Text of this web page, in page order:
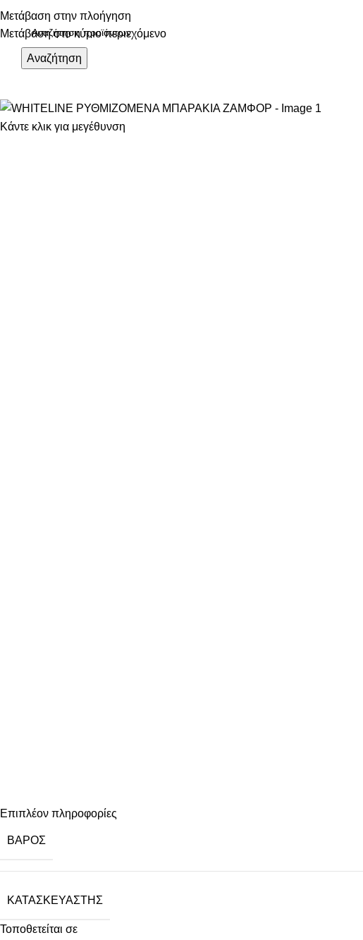
Μετάβαση στην πλοήγηση
Μετάβαση στο κύριο περιεχόμενο
παραγγελίες: 211 75 05 815
Αναζήτηση
Κάντε κλικ για μεγέθυνση
Επιπλέον πληροφορίες
ΒΆΡΟΣ
ΚΑΤΑΣΚΕΥΑΣΤΉΣ
Τοποθετείται σε